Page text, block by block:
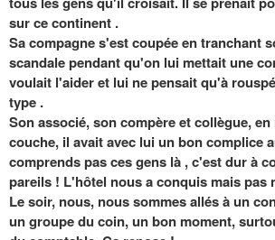
sur ce continent .
Sa compagne s'est coupée en tranchant
scandale pendant qu'on lui mettait une
voulait l'aider et lui ne pensait qu'à
type .
Son associé, son compère et collègue,
couche, il avait avec lui un bon complice
comprends pas ces gens là , c'est dur à
pareils ! L'hôtel nous a conquis mais pas
Le soir, nous, nous sommes allés à un
un groupe du coin, un bon moment,